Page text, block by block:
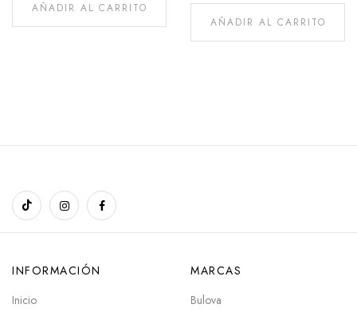
AÑADIR AL CARRITO
AÑADIR AL CARRITO
INFORMACIÓN
Inicio
MARCAS
Bulova